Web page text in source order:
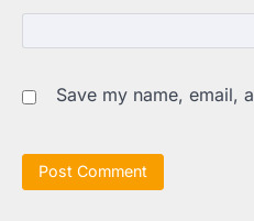
Save my name, email,